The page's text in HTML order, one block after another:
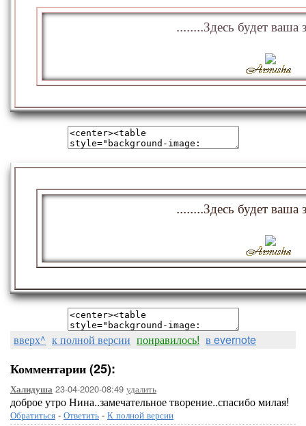
........Здесь будет ваша
........Здесь будет ваша
вверх^ к полной версии понравилось! в evernote
Комментарии (25):
Халидуша 23-04-2020-08:49 удалить
доброе утро Нина..замечательное творение..спасибо милая!
Обратиться - Ответить - К полной версии